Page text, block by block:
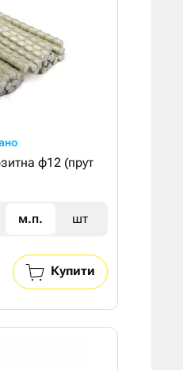
ф12 (прут
м.п. шт
Купити